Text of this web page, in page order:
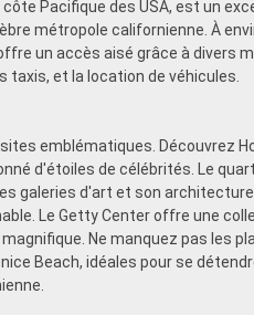
Pacifique des USA, est un
métropole californienne. À
un accès aisé grâce à divers
et la location de véhicules.
emblématiques. Découvrez
d'étoiles de célébrités. Le
galeries d'art et son architecture
Le Getty Center offre une
Ne manquez pas les
Beach, idéales pour se